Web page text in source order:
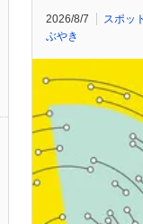
2026/8/7 スポッ
ぶやき